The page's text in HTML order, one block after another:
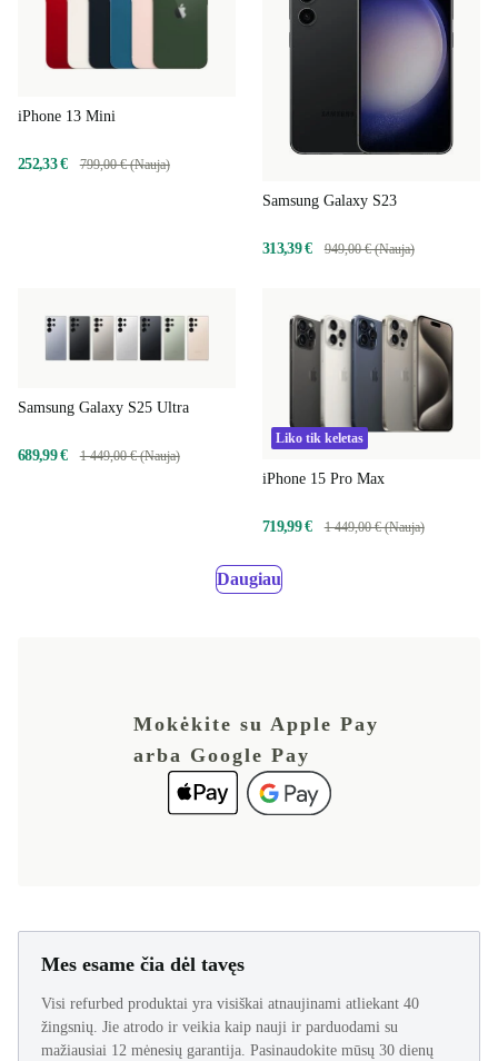
iPhone 13 Mini
252,33 € 799,00 € (Nauja)
Samsung Galaxy S23
313,39 € 949,00 € (Nauja)
Samsung Galaxy S25 Ultra
689,99 € 1 449,00 € (Nauja)
Liko tik keletas
iPhone 15 Pro Max
719,99 € 1 449,00 € (Nauja)
Daugiau
Mokėkite su Apple Pay
arba Google Pay
Mes esame čia dėl tavęs
Visi refurbed produktai yra visiškai atnaujinami atliekant 40
žingsnių. Jie atrodo ir veikia kaip nauji ir parduodami su
mažiausiai 12 mėnesių garantija. Pasinaudokite mūsų 30 dienų